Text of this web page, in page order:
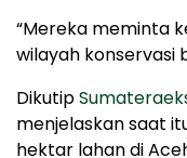
“Mereka meminta
wilayah konservasi
Dikutip
menjelaskan saat
hektar lahan di